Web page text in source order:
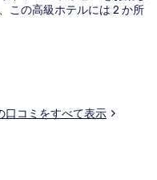
この高級ホテルには 2 か所
価しています。
口コミをすべて表示